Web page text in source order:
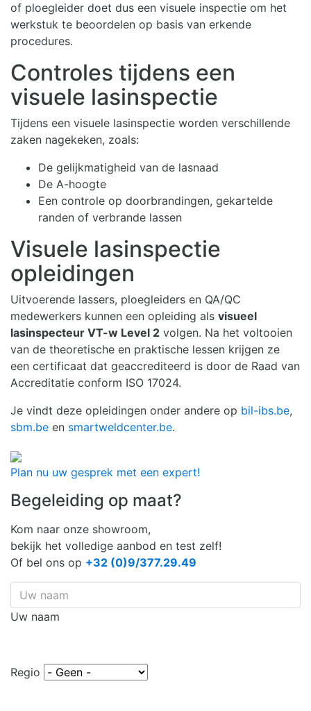
of ploegleider doet dus een visuele inspectie om het
werkstuk te beoordelen op basis van erkende
procedures.
Controles tijdens een
visuele lasinspectie
Tijdens een visuele lasinspectie worden verschillende
zaken nagekeken, zoals:
De gelijkmatigheid van de lasnaad
De A-hoogte
Een controle op doorbrandingen, gekartelde
randen of verbrande lassen
Visuele lasinspectie
opleidingen
Uitvoerende lassers, ploegleiders en QA/QC
medewerkers kunnen een opleiding als visueel
lasinspecteur VT-w Level 2 volgen. Na het voltooien
van de theoretische en praktische lessen krijgen ze
een certificaat dat geaccrediteerd is door de Raad van
Accreditatie conform ISO 17024.
Je vindt deze opleidingen onder andere op bil-ibs.be,
sbm.be en smartweldcenter.be.
Plan nu uw gesprek met een expert!
Begeleiding op maat?
Kom naar onze showroom,
bekijk het volledige aanbod en test zelf!
Of bel ons op +32 (0)9/377.29.49
Uw naam
Regio